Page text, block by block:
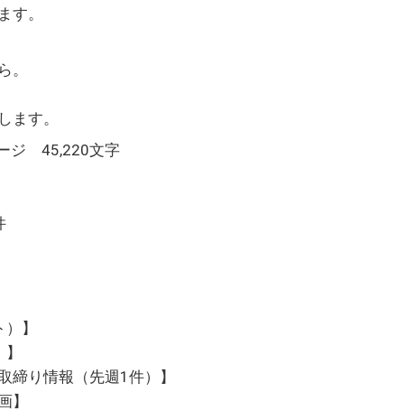
す。
。
ます。
ジ 45,220文字
】
締り情報（先週1件）】
】